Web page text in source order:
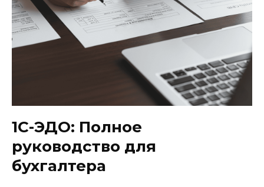
1С-ЭДО: Полное
руководство для
бухгалтера